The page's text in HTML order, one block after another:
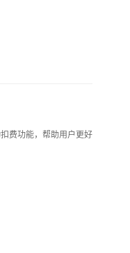
费功能，帮助用户更好